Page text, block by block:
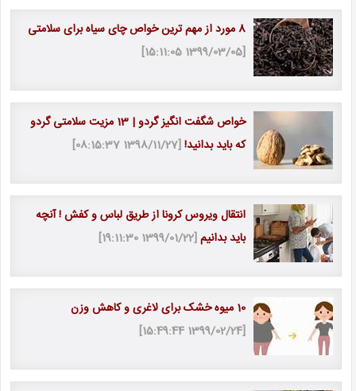
8 مورد از مهم ترین خواص چای سیاه برای سلامتی
[1399/03/05 15:11:05]
خواص شگفت انگیز گردو | 13 مزیت سلامتی گردو
که باید بدانید![1398/11/27 08:15:37]
انتقال ویروس کرونا از طریق لباس و کفش ! آنچه
باید بدانیم[1399/01/22 19:11:30]
10 میوه خشک برای لاغری و کاهش وزن
[1399/02/24 15:49:44]